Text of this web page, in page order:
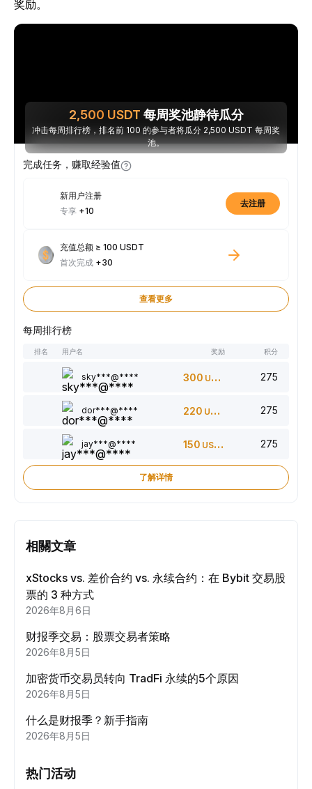
奖励。
2,500 USDT 每周奖池静待瓜分
冲击每周排行榜，排名前 100 的参与者将瓜分 2,500 USDT 每周奖
池。
完成任务，赚取经验值
新用户注册
专享 +10
去注册
充值总额 ≥ 100 USDT
首次完成 +30
查看更多
每周排行榜
排名 用户名 奖励 积分
sky***@**** 300 USDT 275
dor***@**** 220 USDT 275
jay***@**** 150 USDT 275
了解详情
相關文章
xStocks vs. 差价合约 vs. 永续合约：在 Bybit 交易股
票的 3 种方式
2026年8月6日
财报季交易：股票交易者策略
2026年8月5日
加密货币交易员转向 TradFi 永续的5个原因
2026年8月5日
什么是财报季？新手指南
2026年8月5日
热门活动